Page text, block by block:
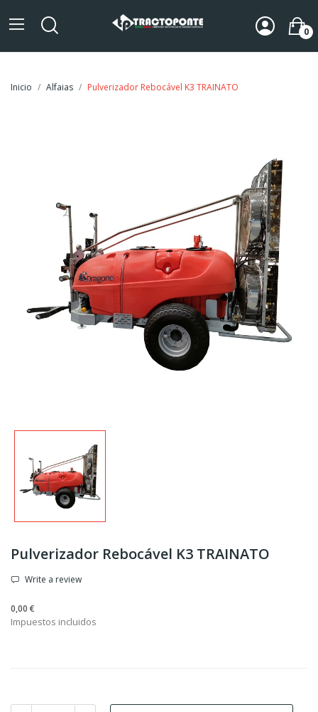
0
Inicio Alfaias Pulverizador Rebocável K3 TRAINATO
Pulverizador Rebocável K3 TRAINATO
Write a review
0,00 €
Impuestos incluidos